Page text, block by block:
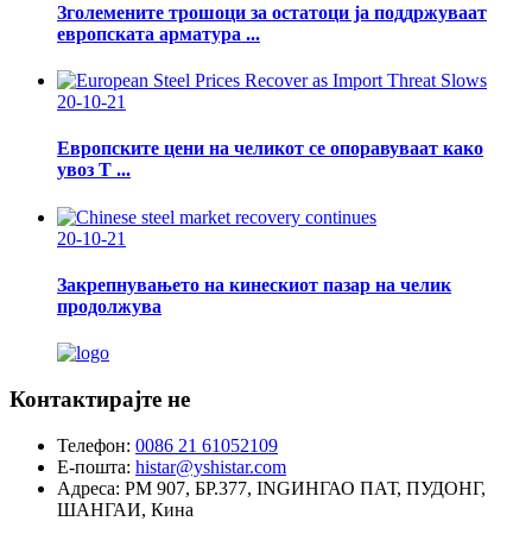
Зголемените трошоци за остатоци ја поддржуваат
европската арматура ...
20-10-21
Европските цени на челикот се опоравуваат како
увоз Т ...
20-10-21
Закрепнувањето на кинескиот пазар на челик
продолжува
Контактирајте не
Телефон: 0086 21 61052109
Е-пошта: histar@yshistar.com
Адреса: РМ 907, БР.377, INGИНГАО ПАТ, ПУДОНГ,
ШАНГАИ, Кина